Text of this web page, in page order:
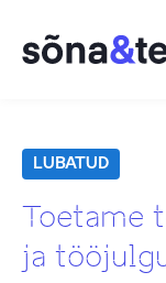
LUBATUD
Toetame
ja